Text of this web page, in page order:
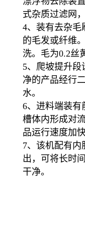
式杂质过滤网
4、装有去杂毛
的毛发或纤维
洗。毛为0.2丝
5、爬坡提升段
净的产品经行
水。
6、进料端装有
槽体内形成对
品运行速度加快
7、该机配有
出，可将长时
干净。